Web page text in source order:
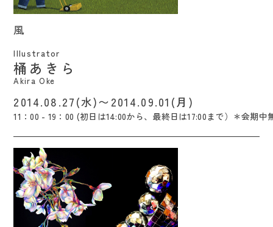
風
Illustrator
桶あきら
Akira Oke
2014.08.27(水)〜2014.09.01(月)
11：00 - 19：00 (初日は14:00から、最終日は17:00まで）＊会期中